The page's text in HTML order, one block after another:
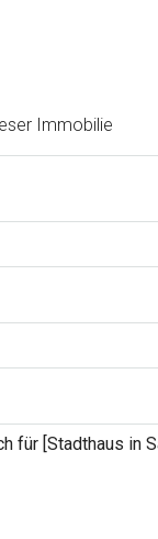
Immobilie